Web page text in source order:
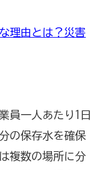
理由とは？災害
員一人あたり1日
の保存水を確保
複数の場所に分